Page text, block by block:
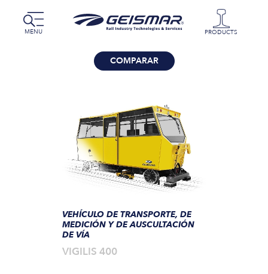
MENU PRODUCTS
COMPARAR
VEHÍCULO DE TRANSPORTE, DE
MEDICIÓN Y DE AUSCULTACIÓN
DE VÍA
VIGILIS 400